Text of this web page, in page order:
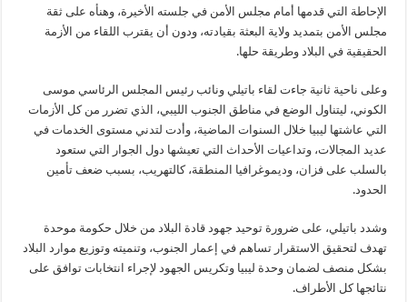
الإحاطة التي قدمها أمام مجلس الأمن في جلسته الأخيرة، وهنأه على ثقة
مجلس الأمن بتمديد ولاية البعثة بقيادته، ودون أن يقترب اللقاء من الأزمة
الحقيقية في البلاد وطريقة حلها.
وعلى ناحية ثانية جاءت لقاء باتيلي ونائب رئيس المجلس الرئاسي موسى
الكوني، ليتناول الوضع في مناطق الجنوب الليبي، الذي تضرر من كل الأزمات
التي عاشتها ليبيا خلال السنوات الماضية، وأدت لتدني مستوى الخدمات في
عديد المجالات، وتداعيات الأحداث التي تعيشها دول الجوار التي ستعود
بالسلب على فزان، وديموغرافيا المنطقة، كالتهريب، بسبب ضعف تأمين
الحدود.
وشدد باتيلي، على ضرورة توحيد جهود قادة البلاد من خلال حكومة موحدة
تهدف لتحقيق الاستقرار تساهم في إعمار الجنوب، وتنميته وتوزيع موارد البلاد
بشكل منصف لضمان وحدة ليبيا وتكريس الجهود لإجراء انتخابات توافق على
نتائجها كل الأطراف.